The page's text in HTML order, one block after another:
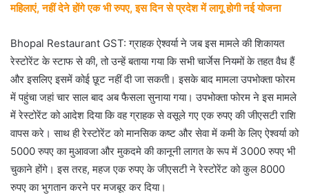
महिलाएं, नहीं देने होंगे एक भी रुपए, इस दिन से प्रदेश में लागू होगी नई योजना
Bhopal Restaurant GST: ग्राहक ऐश्वर्या ने जब इस मामले की शिकायत
रेस्टोरेंट के स्टाफ से की, तो उन्हें बताया गया कि सभी चार्जेस नियमों के तहत वैध हैं
और इसलिए इसमें कोई छूट नहीं दी जा सकती। इसके बाद मामला उपभोक्ता फोरम
में पहुंचा जहां चार साल बाद अब फैसला सुनाया गया। उपभोक्ता फोरम ने इस मामले
में रेस्टोरेंट को आदेश दिया कि वह ग्राहक से वसूले गए एक रुपए की जीएसटी राशि
वापस करे। साथ ही रेस्टोरेंट को मानसिक कष्ट और सेवा में कमी के लिए ऐश्वर्या को
5000 रुपए का मुआवजा और मुकदमे की कानूनी लागत के रूप में 3000 रुपए भी
चुकाने होंगे। इस तरह, महज एक रुपए के जीएसटी ने रेस्टोरेंट को कुल 8000
रुपए का भुगतान करने पर मजबूर कर दिया।